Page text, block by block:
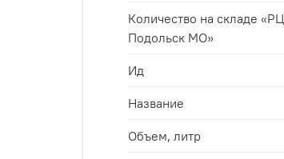
Количество на складе «РЦ
Подольск МО»
Ид
Название
Объем, литр